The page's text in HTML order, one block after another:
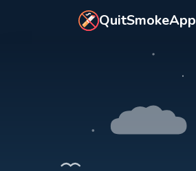
Ga naar hoofdinhoud
QuitSmokeApp